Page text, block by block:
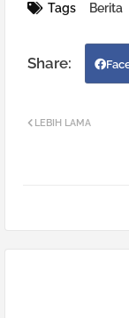
Tags Berita
LEBIH LAMA